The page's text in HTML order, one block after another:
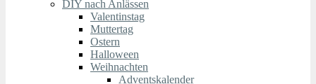
DIY nach Anlässen
Valentinstag
Muttertag
Ostern
Halloween
Weihnachten
Adventskalender